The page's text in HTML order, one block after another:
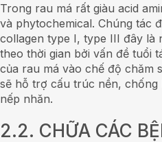
Trong rau má rất giàu acid
và phytochemical. Chúng tác
collagen type I, type III đây là
theo thời gian bởi vấn đề tuổi
của rau má vào chế độ chăm
sẽ hỗ trợ cấu trúc nền, chống
nếp nhăn.
2.2. CHỮA CÁC